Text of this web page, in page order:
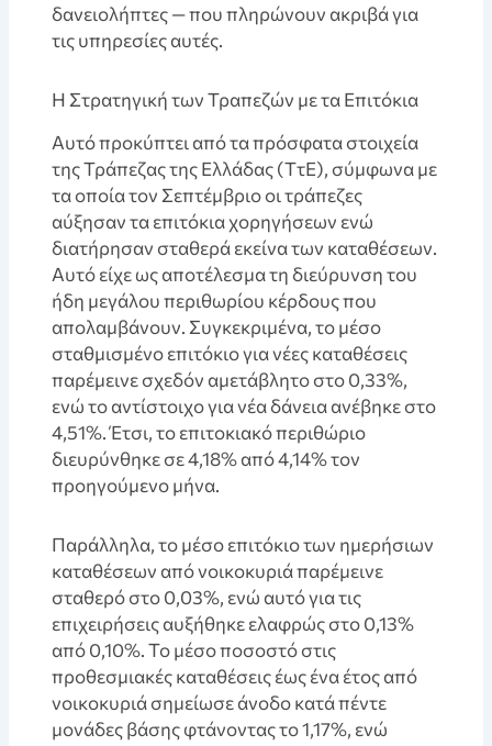
δανειολήπτες — που πληρώνουν ακριβά για
τις υπηρεσίες αυτές.
Η Στρατηγική των Τραπεζών με τα Επιτόκια
Αυτό προκύπτει από τα πρόσφατα στοιχεία
της Τράπεζας της Ελλάδας (ΤτΕ), σύμφωνα με
τα οποία τον Σεπτέμβριο οι τράπεζες
αύξησαν τα επιτόκια χορηγήσεων ενώ
διατήρησαν σταθερά εκείνα των καταθέσεων.
Αυτό είχε ως αποτέλεσμα τη διεύρυνση του
ήδη μεγάλου περιθωρίου κέρδους που
απολαμβάνουν. Συγκεκριμένα, το μέσο
σταθμισμένο επιτόκιο για νέες καταθέσεις
παρέμεινε σχεδόν αμετάβλητο στο 0,33%,
ενώ το αντίστοιχο για νέα δάνεια ανέβηκε στο
4,51%. Έτσι, το επιτοκιακό περιθώριο
διευρύνθηκε σε 4,18% από 4,14% τον
προηγούμενο μήνα.
Παράλληλα, το μέσο επιτόκιο των ημερήσιων
καταθέσεων από νοικοκυριά παρέμεινε
σταθερό στο 0,03%, ενώ αυτό για τις
επιχειρήσεις αυξήθηκε ελαφρώς στο 0,13%
από 0,10%. Το μέσο ποσοστό στις
προθεσμιακές καταθέσεις έως ένα έτος από
νοικοκυριά σημείωσε άνοδο κατά πέντε
μονάδες βάσης φτάνοντας το 1,17%, ενώ